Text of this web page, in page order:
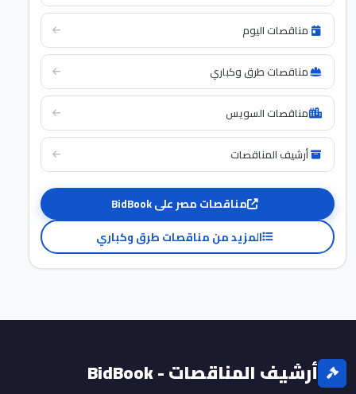
مناقصات اليوم
مناقصات طرق وكباري
مناقصات السويس
أرشيف المناقصات
مناقصات مصر على BidBook
المزيد من مناقصات طرق وكباري
أرشيف المناقصات - BidBook